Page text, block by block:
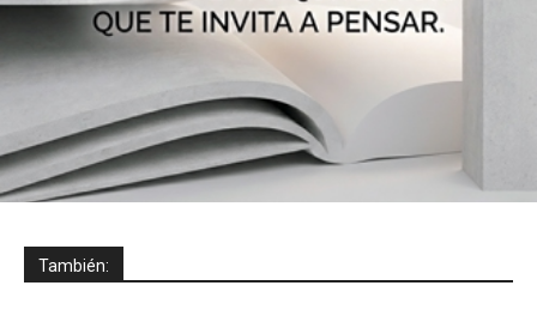
También: